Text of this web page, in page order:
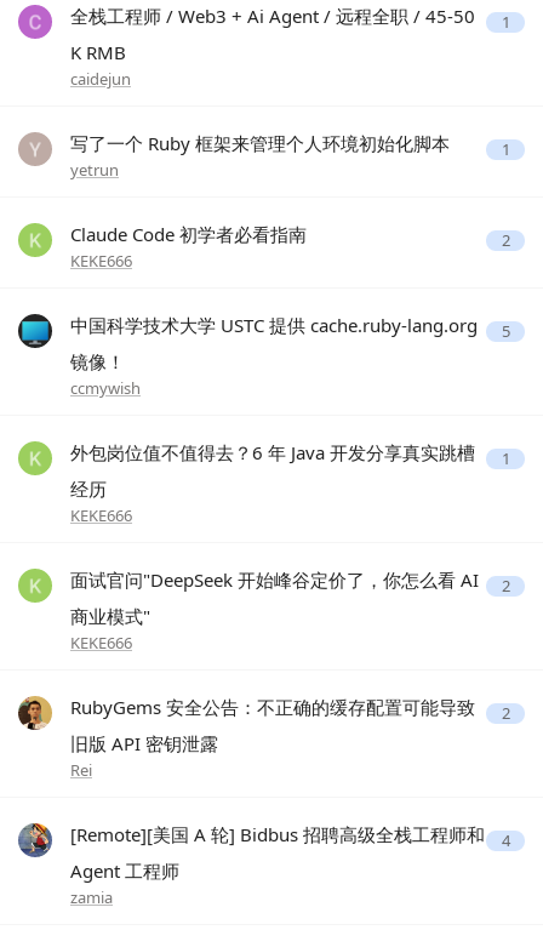
全栈工程师 / Web3 + Ai Agent / 远程全职 / 45-50
K RMB
caidejun
1
写了一个 Ruby 框架来管理个人环境初始化脚本
yetrun
1
Claude Code 初学者必看指南
KEKE666
2
中国科学技术大学 USTC 提供 cache.ruby-lang.org
镜像！
ccmywish
5
外包岗位值不值得去？6 年 Java 开发分享真实跳槽
经历
KEKE666
1
面试官问"DeepSeek 开始峰谷定价了，你怎么看 AI
商业模式"
KEKE666
2
RubyGems 安全公告：不正确的缓存配置可能导致
旧版 API 密钥泄露
Rei
2
[Remote][美国 A 轮] Bidbus 招聘高级全栈工程师和
Agent 工程师
zamia
4